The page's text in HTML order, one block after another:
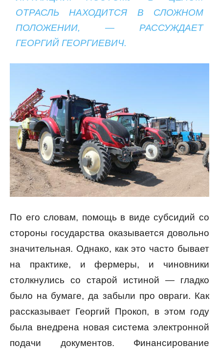
ОТРАСЛЬ НАХОДИТСЯ В СЛОЖНОМ
ПОЛОЖЕНИИ, — РАССУЖДАЕТ
ГЕОРГИЙ ГЕОРГИЕВИЧ.
По его словам, помощь в виде субсидий со
стороны государства оказывается довольно
значительная. Однако, как это часто бывает
на практике, и фермеры, и чиновники
столкнулись со старой истиной — гладко
было на бумаге, да забыли про овраги. Как
рассказывает Георгий Прокоп, в этом году
была внедрена новая система электронной
подачи документов. Финансирование